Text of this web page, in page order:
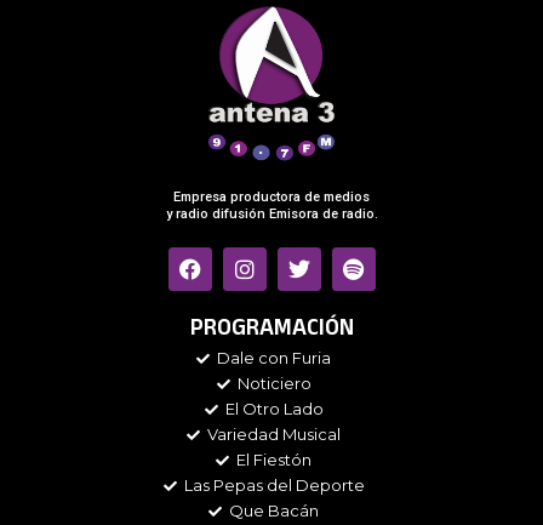
Empresa productora de medios
y radio difusión Emisora de radio.
F
a
e
o
I
n
t
g
r
a
m
T
w
t
e
r
S
p
t
PROGRAMACIÓN
Dale con Furia
Noticiero
El Otro Lado
Variedad Musical
El Fiestón
Las Pepas del Deporte
Que Bacán